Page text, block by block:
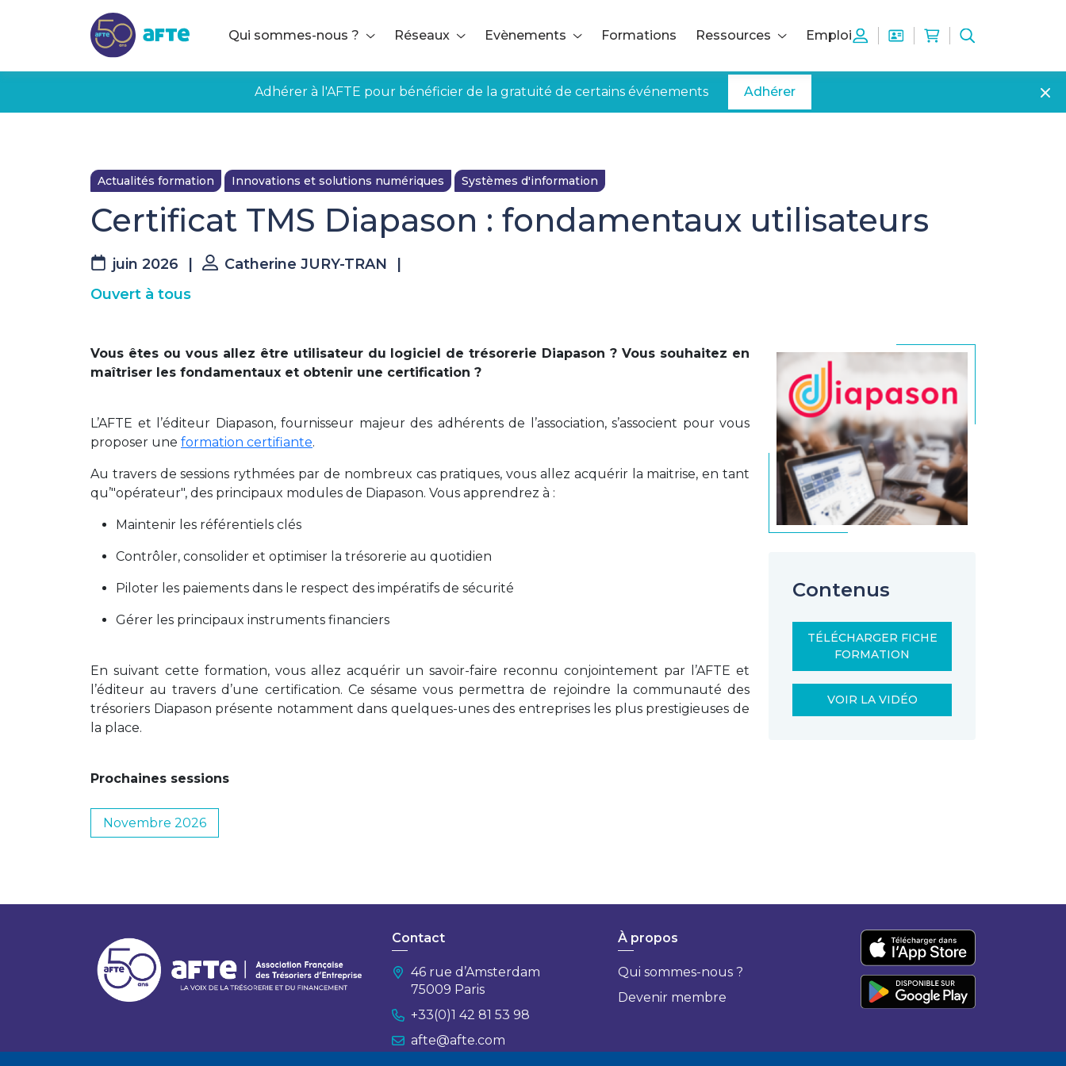
Qui sommes-nous ?
Réseaux Evènements Formations Ressources Emploi
Adhérer à l'AFTE pour bénéficier de la gratuité de certains événements Adhérer
Actualités formation Innovations et solutions numériques Systèmes d'information
Certificat TMS Diapason : fondamentaux utilisateurs
juin 2026 Catherine JURY-TRAN
Ouvert à tous
Vous êtes ou vous allez être utilisateur du logiciel de trésorerie Diapason ? Vous souhaitez en
maîtriser les fondamentaux et obtenir une certification ?
L’AFTE et l’éditeur Diapason, fournisseur majeur des adhérents de l’association, s’associent pour vous
proposer une formation certifiante.
Au travers de sessions rythmées par de nombreux cas pratiques, vous allez acquérir la maitrise, en tant
qu’"opérateur", des principaux modules de Diapason. Vous apprendrez à :
Maintenir les référentiels clés
Contrôler, consolider et optimiser la trésorerie au quotidien
Piloter les paiements dans le respect des impératifs de sécurité
Gérer les principaux instruments financiers
En suivant cette formation, vous allez acquérir un savoir-faire reconnu conjointement par l’AFTE et
l’éditeur au travers d’une certification. Ce sésame vous permettra de rejoindre la communauté des
trésoriers Diapason présente notamment dans quelques-unes des entreprises les plus prestigieuses de
la place.
Prochaines sessions
Novembre 2026
Contenus
TÉLÉCHARGER FICHE
FORMATION
VOIR LA VIDÉO
Contact
46 rue d’Amsterdam
75009 Paris
+33(0)1 42 81 53 98
afte@afte.com
À propos
Qui sommes-nous ?
Devenir membre